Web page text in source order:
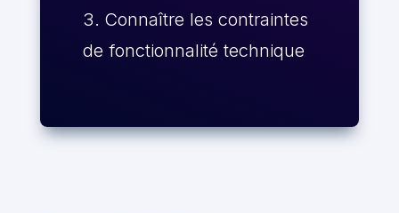
Connaître les contraintes
de fonctionnalité technique